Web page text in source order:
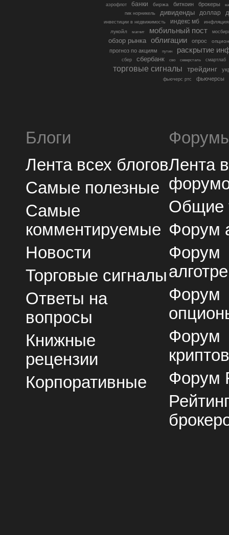
аэрофлот банки биржа биткоин брокеры
гмк норникель
дивиденды доллар
инвестиции в недвижимость индекс мб
инфляция
лукойл
магнит мобильный пост
обзор рынка облигации опрос
прогноз по акциям путин раскрытие
сбер сбербанк сво северсталь смартлаб
торговые сигналы трейдинг
фьючерс ртс фьючерсы
Блоги
Лента всех блогов
Самые полезные
Самые
комментируемые
Новости
Торговые сигналы
Ответы на
вопросы
Книжные
рецензии
Корпоративные
Лента
Общие
Форум
Форум
Форум
Форум
Форум